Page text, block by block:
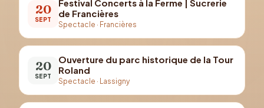
20
SEPT
Festival Concerts à la Ferme | Sucrerie
de Francières
Spectacle · Francières
20
SEPT
Ouverture du parc historique de la Tour
Roland
Spectacle · Lassigny